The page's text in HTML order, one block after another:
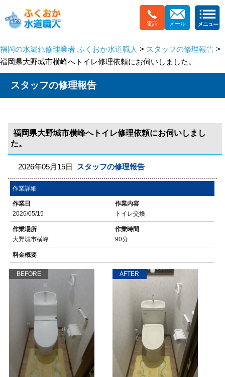
電話 メール
福岡の水漏れ修理業者 ふくおか水道職人 > スタッフの修理報告 >
福岡県大野城市横峰へトイレ修理依頼にお伺いしました。
スタッフの修理報告
福岡県大野城市横峰へトイレ修理依頼にお伺いしまし
た。
2026年05月15日 スタッフの修理報告
作業詳細
作業日
2026/05/15
作業内容
トイレ交換
作業場所
大野城市横峰
作業時間
90分
料金概要
BEFORE AFTER